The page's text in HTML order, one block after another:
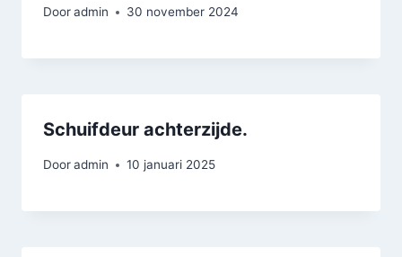
Dooradmin 30 november 2024
Schuifdeur achterzijde.
Dooradmin 10 januari 2025